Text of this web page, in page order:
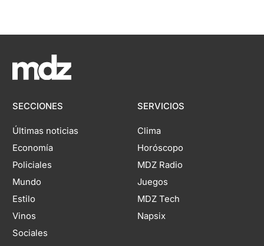
SECCIONES
Últimas noticias
Economía
Policiales
Mundo
Estilo
Vinos
Sociales
SERVICIOS
Clima
Horóscopo
MDZ Radio
Juegos
MDZ Tech
Napsix